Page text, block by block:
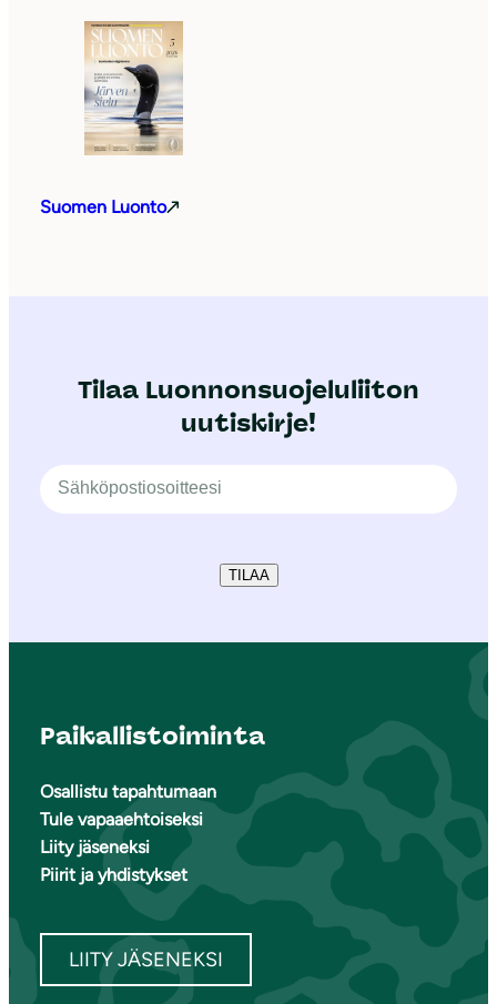
Suomen Luonto
Tilaa Luonnonsuojeluliiton
uutiskirje!
TILAA
Paikallistoiminta
Osallistu tapahtumaan
Tule vapaaehtoiseksi
Liity jäseneksi
Piirit ja yhdistykset
LIITY JÄSENEKSI